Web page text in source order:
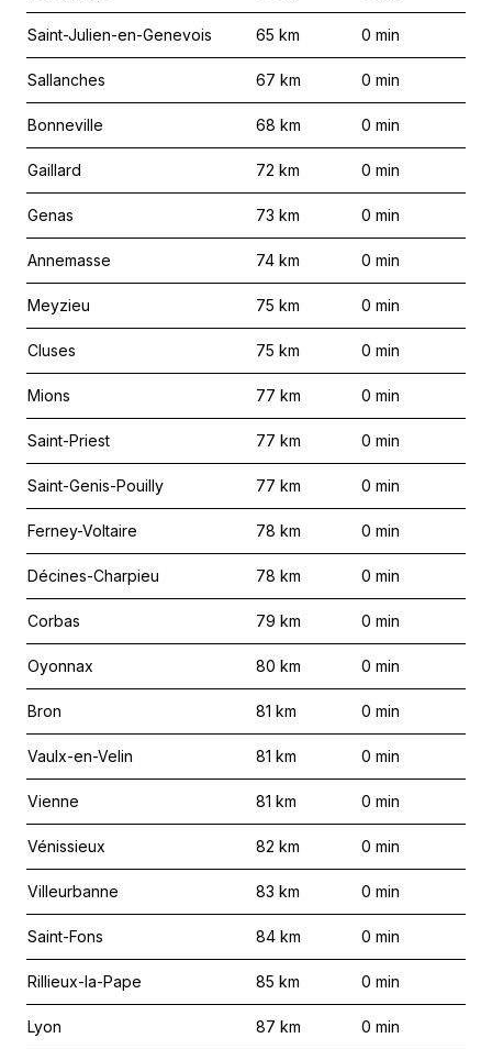
Saint-Julien-en-Genevois 65 km 0 min
Sallanches 67 km 0 min
Bonneville 68 km 0 min
Gaillard 72 km 0 min
Genas 73 km 0 min
Annemasse 74 km 0 min
Meyzieu 75 km 0 min
Cluses 75 km 0 min
Mions 77 km 0 min
Saint-Priest 77 km 0 min
Saint-Genis-Pouilly 77 km 0 min
Ferney-Voltaire 78 km 0 min
Décines-Charpieu 78 km 0 min
Corbas 79 km 0 min
Oyonnax 80 km 0 min
Bron 81 km 0 min
Vaulx-en-Velin 81 km 0 min
Vienne 81 km 0 min
Vénissieux 82 km 0 min
Villeurbanne 83 km 0 min
Saint-Fons 84 km 0 min
Rillieux-la-Pape 85 km 0 min
Lyon 87 km 0 min